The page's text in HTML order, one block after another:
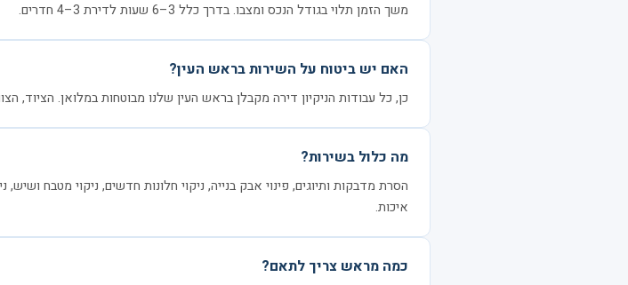
משך הזמן תלוי בגודל הנכס ומצבו. בדרך כלל 3–6 שעות לדירת 3–4 חדרים.
האם יש ביטוח על השירות בראש העין?
כן, כל עבודות הניקיון דירה מקבלן בראש העין שלנו מבוטחות במלואן. הציוד,
מה כלול בשירות?
הסרת מדבקות ותיוגים, פינוי אבק בנייה, ניקוי חלונות חדשים, ניקוי מטבח ושיש,
איכות.
כמה מראש צריך לתאם?